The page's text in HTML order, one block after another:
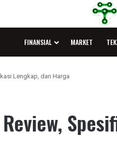
FINANSIAL MARKET
Lengkap, dan Harga